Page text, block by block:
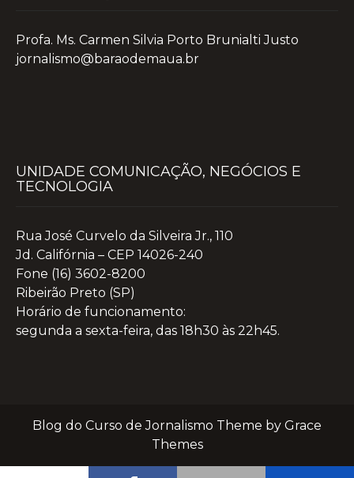
Profa. Ms. Carmen Silvia Porto Brunialti Justo
jornalismo@baraodemaua.br
UNIDADE COMUNICAÇÃO, NEGÓCIOS E
TECNOLOGIA
Rua José Curvelo da Silveira Jr., 110
Jd. Califórnia – CEP 14026-240
Fone (16) 3602-8200
Ribeirão Preto (SP)
Horário de funcionamento:
segunda a sexta-feira, das 18h30 às 22h45.
Blog do Curso de Jornalismo Theme by Grace
Themes